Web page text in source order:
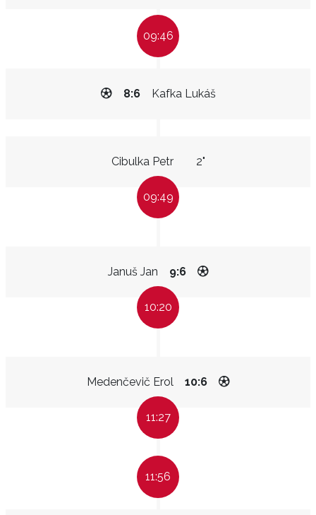
09:46
Kafka Lukáš
8:6
Cibulka Petr 2"
09:49
Januš Jan 9:6
10:20
Medenčevič Erol 10:6
11:27
11:56